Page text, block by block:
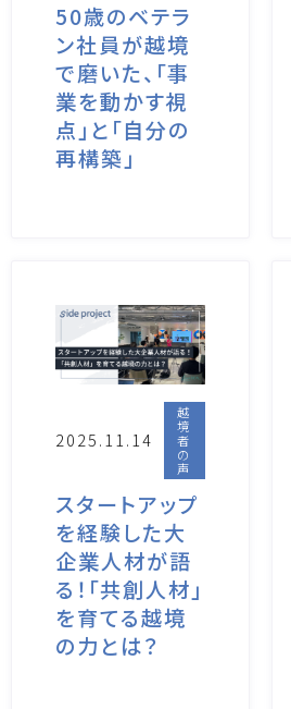
50歳のベテラ
ン社員が越境
で磨いた、「事
業を動かす視
点」と「自分の
再構築」
2025.11.14
越
境
者
の
声
スタートアップ
を経験した大
企業人材が語
る！「共創人材」
を育てる越境
の力とは？